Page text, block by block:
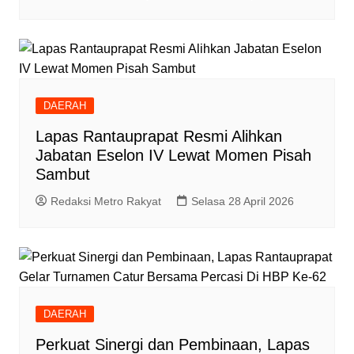
DAERAH
Lapas Rantauprapat Resmi Alihkan
Jabatan Eselon IV Lewat Momen Pisah
Sambut
Redaksi Metro Rakyat Selasa 28 April 2026
DAERAH
Perkuat Sinergi dan Pembinaan, Lapas